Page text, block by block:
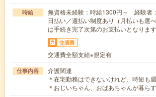
時給
無資格未経験：時給1300円～ 経験
日払い／週払い制度あり（月払いも選
は手続き完了次第のお支払いとなります
交通費
交通費全額支給※規定有
仕事内容
介護関連
＊在宅勤務はできないけれど、時短も
＊おじいちゃん、おばあちゃんが暮ら